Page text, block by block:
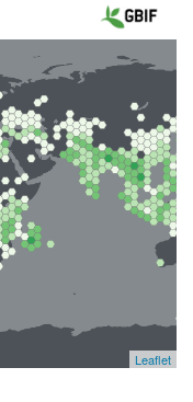
Leaflet